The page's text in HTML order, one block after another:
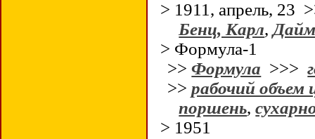
> 1911, апрель, 23
Бенц, Карл,
> Формула-1
>>Формула >>>
>>рабочий объем
поршень,
> 1951